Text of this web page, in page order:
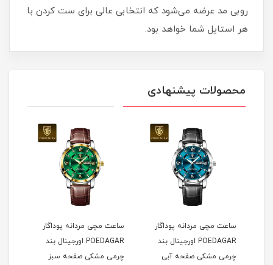
روبی مد عرضه می‌شود که انتخابی عالی برای ست کردن با
هر استایل شما خواهد بود.
محصولات پیشنهادی
ساعت مچی مردانه پوداگار
POEDAGAR اورجينال بند
چرمی مشکی صفحه آبی
ساعت مچی مردانه پوداگار
POEDAGAR اورجينال بند
چرمی مشکی صفحه سبز